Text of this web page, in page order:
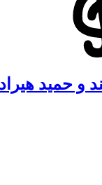
و حمید